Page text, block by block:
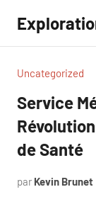
contenu
Uncategorized
Service
de Santé
par Kevin Brunet